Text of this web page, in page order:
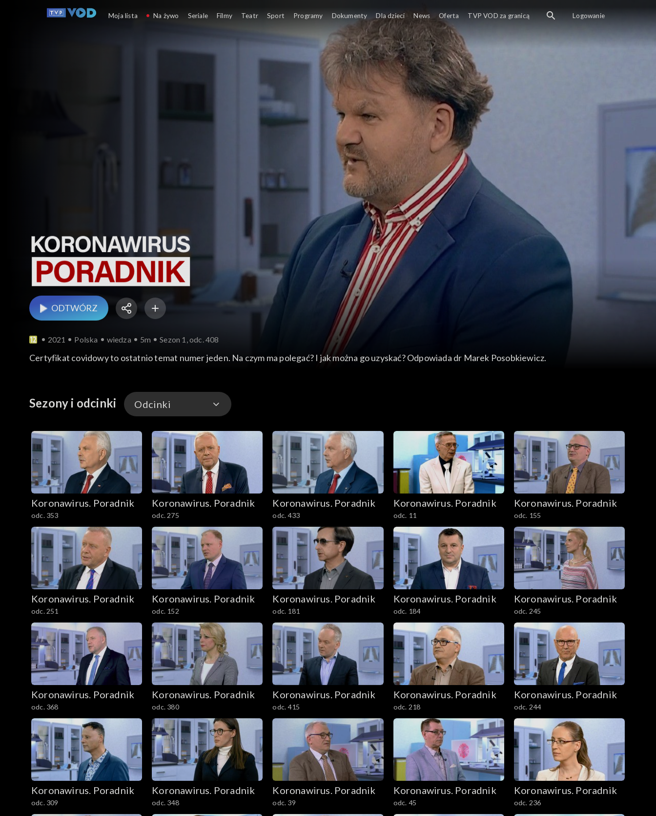
ODTWÓRZ
2021 Polska wiedza 5m Sezon 1, odc. 408
Certyfikat covidowy to ostatnio temat numer jeden. Na czym ma polegać? I jak można go uzyskać? Odpowiada dr Marek Posobkiewicz.
Sezony i odcinki Odcinki
Odcinki
Koronawirus. Poradnik
odc. 353
Koronawirus. Poradnik
odc. 275
Koronawirus. Poradnik
odc. 433
Koronawirus. Poradnik
odc. 11
Koronawirus. Poradnik
odc. 155
Koronawirus. Poradnik
odc. 251
Koronawirus. Poradnik
odc. 152
Koronawirus. Poradnik
odc. 181
Koronawirus. Poradnik
odc. 184
Koronawirus. Poradnik
odc. 245
Koronawirus. Poradnik
odc. 368
Koronawirus. Poradnik
odc. 380
Koronawirus. Poradnik
odc. 415
Koronawirus. Poradnik
odc. 218
Koronawirus. Poradnik
odc. 244
Koronawirus. Poradnik
odc. 309
Koronawirus. Poradnik
odc. 348
Koronawirus. Poradnik
odc. 39
Koronawirus. Poradnik
odc. 45
Koronawirus. Poradnik
odc. 236
Moja lista Na żywo Seriale Filmy Teatr Sport Programy Dokumenty Dla dzieci News Oferta TVP VOD za granicą Logowanie